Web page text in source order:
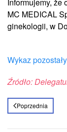
MC MEDICAL
ginekologii, w
Wykaz
Źródło:
Poprzednia